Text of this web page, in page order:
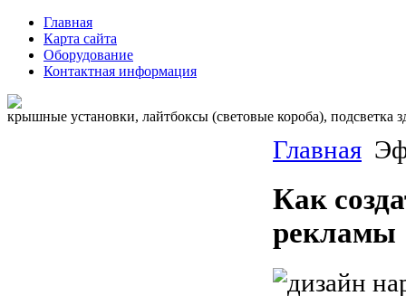
Главная
Карта сайта
Оборудование
Контактная информация
крышные установки, лайтбоксы (световые короба), подсветка
Главная
Как
рекламы